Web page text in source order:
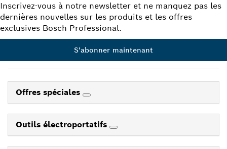
Inscrivez-vous à notre newsletter et ne manquez pas les
dernières nouvelles sur les produits et les offres
exclusives Bosch Professional.
S'abonner maintenant
Offres spéciales
Outils électroportatifs